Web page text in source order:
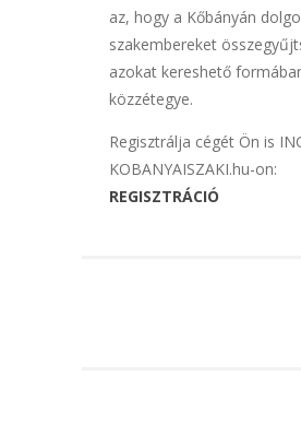
az, hogy a Kőbányán
szakembereket
azokat kereshető
közzétegye.
Regisztrálja cégét Ön is
KOBANYAISZAKI.hu-on:
REGISZTRÁCIÓ